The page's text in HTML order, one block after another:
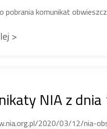
pobrania komunikat
>
NIA z
2020/03/12/nia-